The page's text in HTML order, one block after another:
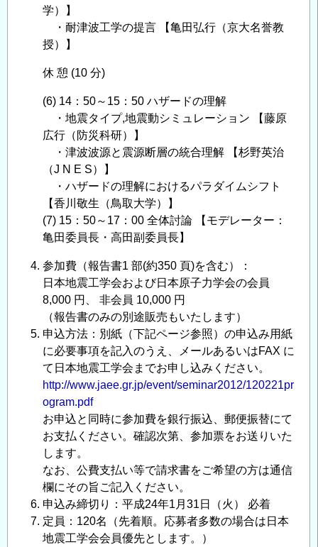
学）】
・耐津波工学の提言 【亀田弘行（京大名誉教
授）】
休 憩 (10 分)
(6) 14：50～15：50 ハザードの理解
・地震タイプ,地震動シミュレーション 【藤原
広行（防災科研）】
・津波波源と震源断層の統合理解 【杉野英治
（J N E S）】
・ハザードの理解におけるパラダイムシフト
【香川敬生（鳥取大学）】
(7) 15：50～17：00 全体討論 【モデレーター：
亀田委員長・高田副委員長】
参加費（報告書1 部(約350 頁)を含む）：
日本地震工学会および日本原子力学会の会員
8,000 円、 非会員 10,000 円
（報告書のみの別途販売もいたします）
申込方法：別紙（下記ページ参照）の申込み用紙
に必要事項を記入のうえ、メールあるいはFAX に
て日本地震工学会までお申し込みください。
http://www.jaee.gr.jp/event/seminar2012/120221pr
ogram.pdf
お申込と同時に参加費を銀行振込、郵便振替にて
お支払ください。確認次第、参加票をお送りいた
します。
なお、公費支払い等で請求書をご希望の方は通信
欄にその旨ご記入ください。
申込み締切り：平成24年1月31日（火） 必着
定員：120名（先着順。応募者多数の場合は日本
地震工学会会員優先とします。）